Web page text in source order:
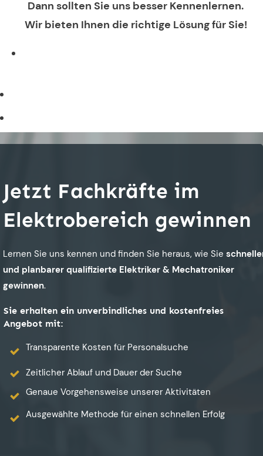
Dann sollten Sie uns besser Kennenlernen.
Wir bieten Ihnen die richtige Lösung für Sie!
Jetzt Fachkräfte im
Elektrobereich gewinnen
Lernen Sie uns kennen und finden Sie heraus, wie Sie
und planbarer qualifizierte Elektriker & Mechatroniker
gewinnen.
Sie erhalten ein unverbindliches und kostenfreies
Angebot mit:
Transparente Kosten für Personalsuche
Zeitlicher Ablauf und Dauer der Suche
Genaue Vorgehensweise unserer Aktivitäten
Ausgewählte Methode für einen schnellen Erfolg